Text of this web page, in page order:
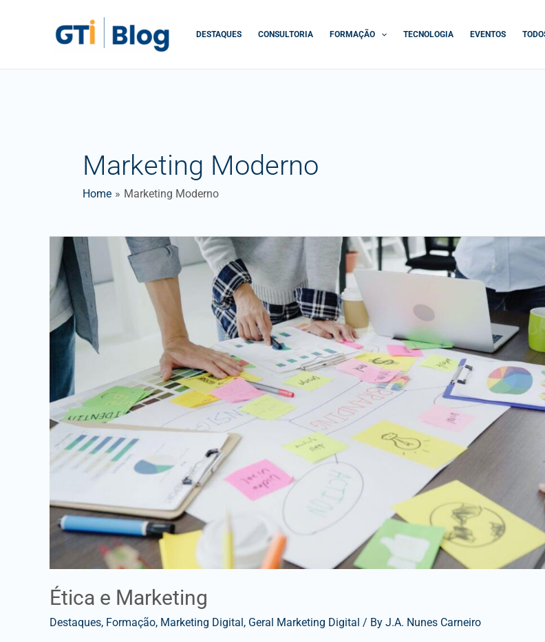
DESTAQUES CONSULTORIA FORMAÇÃO TECNOLOGIA EVENTOS
Marketing Moderno
Home Marketing Moderno
Ética e Marketing
Destaques, Formação, Marketing Digital, Geral Marketing Digital / By J.A. Nunes Carneiro
Ética
Marketing